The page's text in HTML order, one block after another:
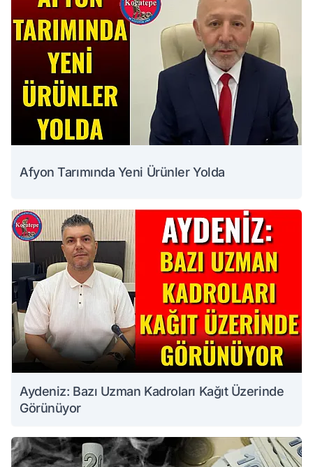
Afyon Tarımında Yeni Ürünler Yolda
Aydeniz: Bazı Uzman Kadroları Kağıt Üzerinde
Görünüyor